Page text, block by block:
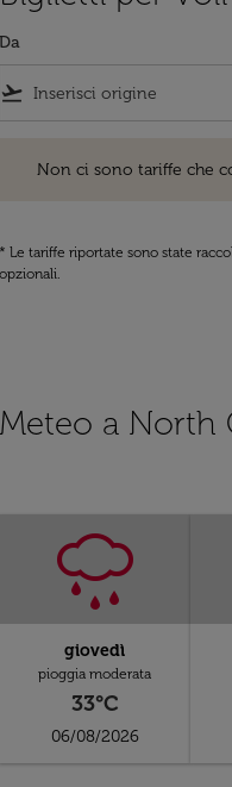
Da
flight_takeoff
Non ci sono tariffe che
* Le tariffe riportate sono state
opzionali.
Meteo a North
giovedì
pioggia moderata
33°C
06/08/2026